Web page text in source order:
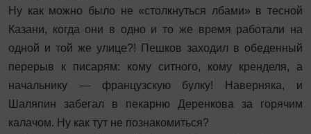
Ну как можно было не «столкнуться лбами» в тесной
Казани, когда они в одно и то же время работали на
одной и той же улице?! Пешков заходил в обеденный
перерыв к писарям: кому ситного, кому кренделя, а
начальнику — французскую булку! Наверняка, и
Шаляпин забегал в пекарню Деренкова за горячим
калачом. Ну как тут не познакомиться?